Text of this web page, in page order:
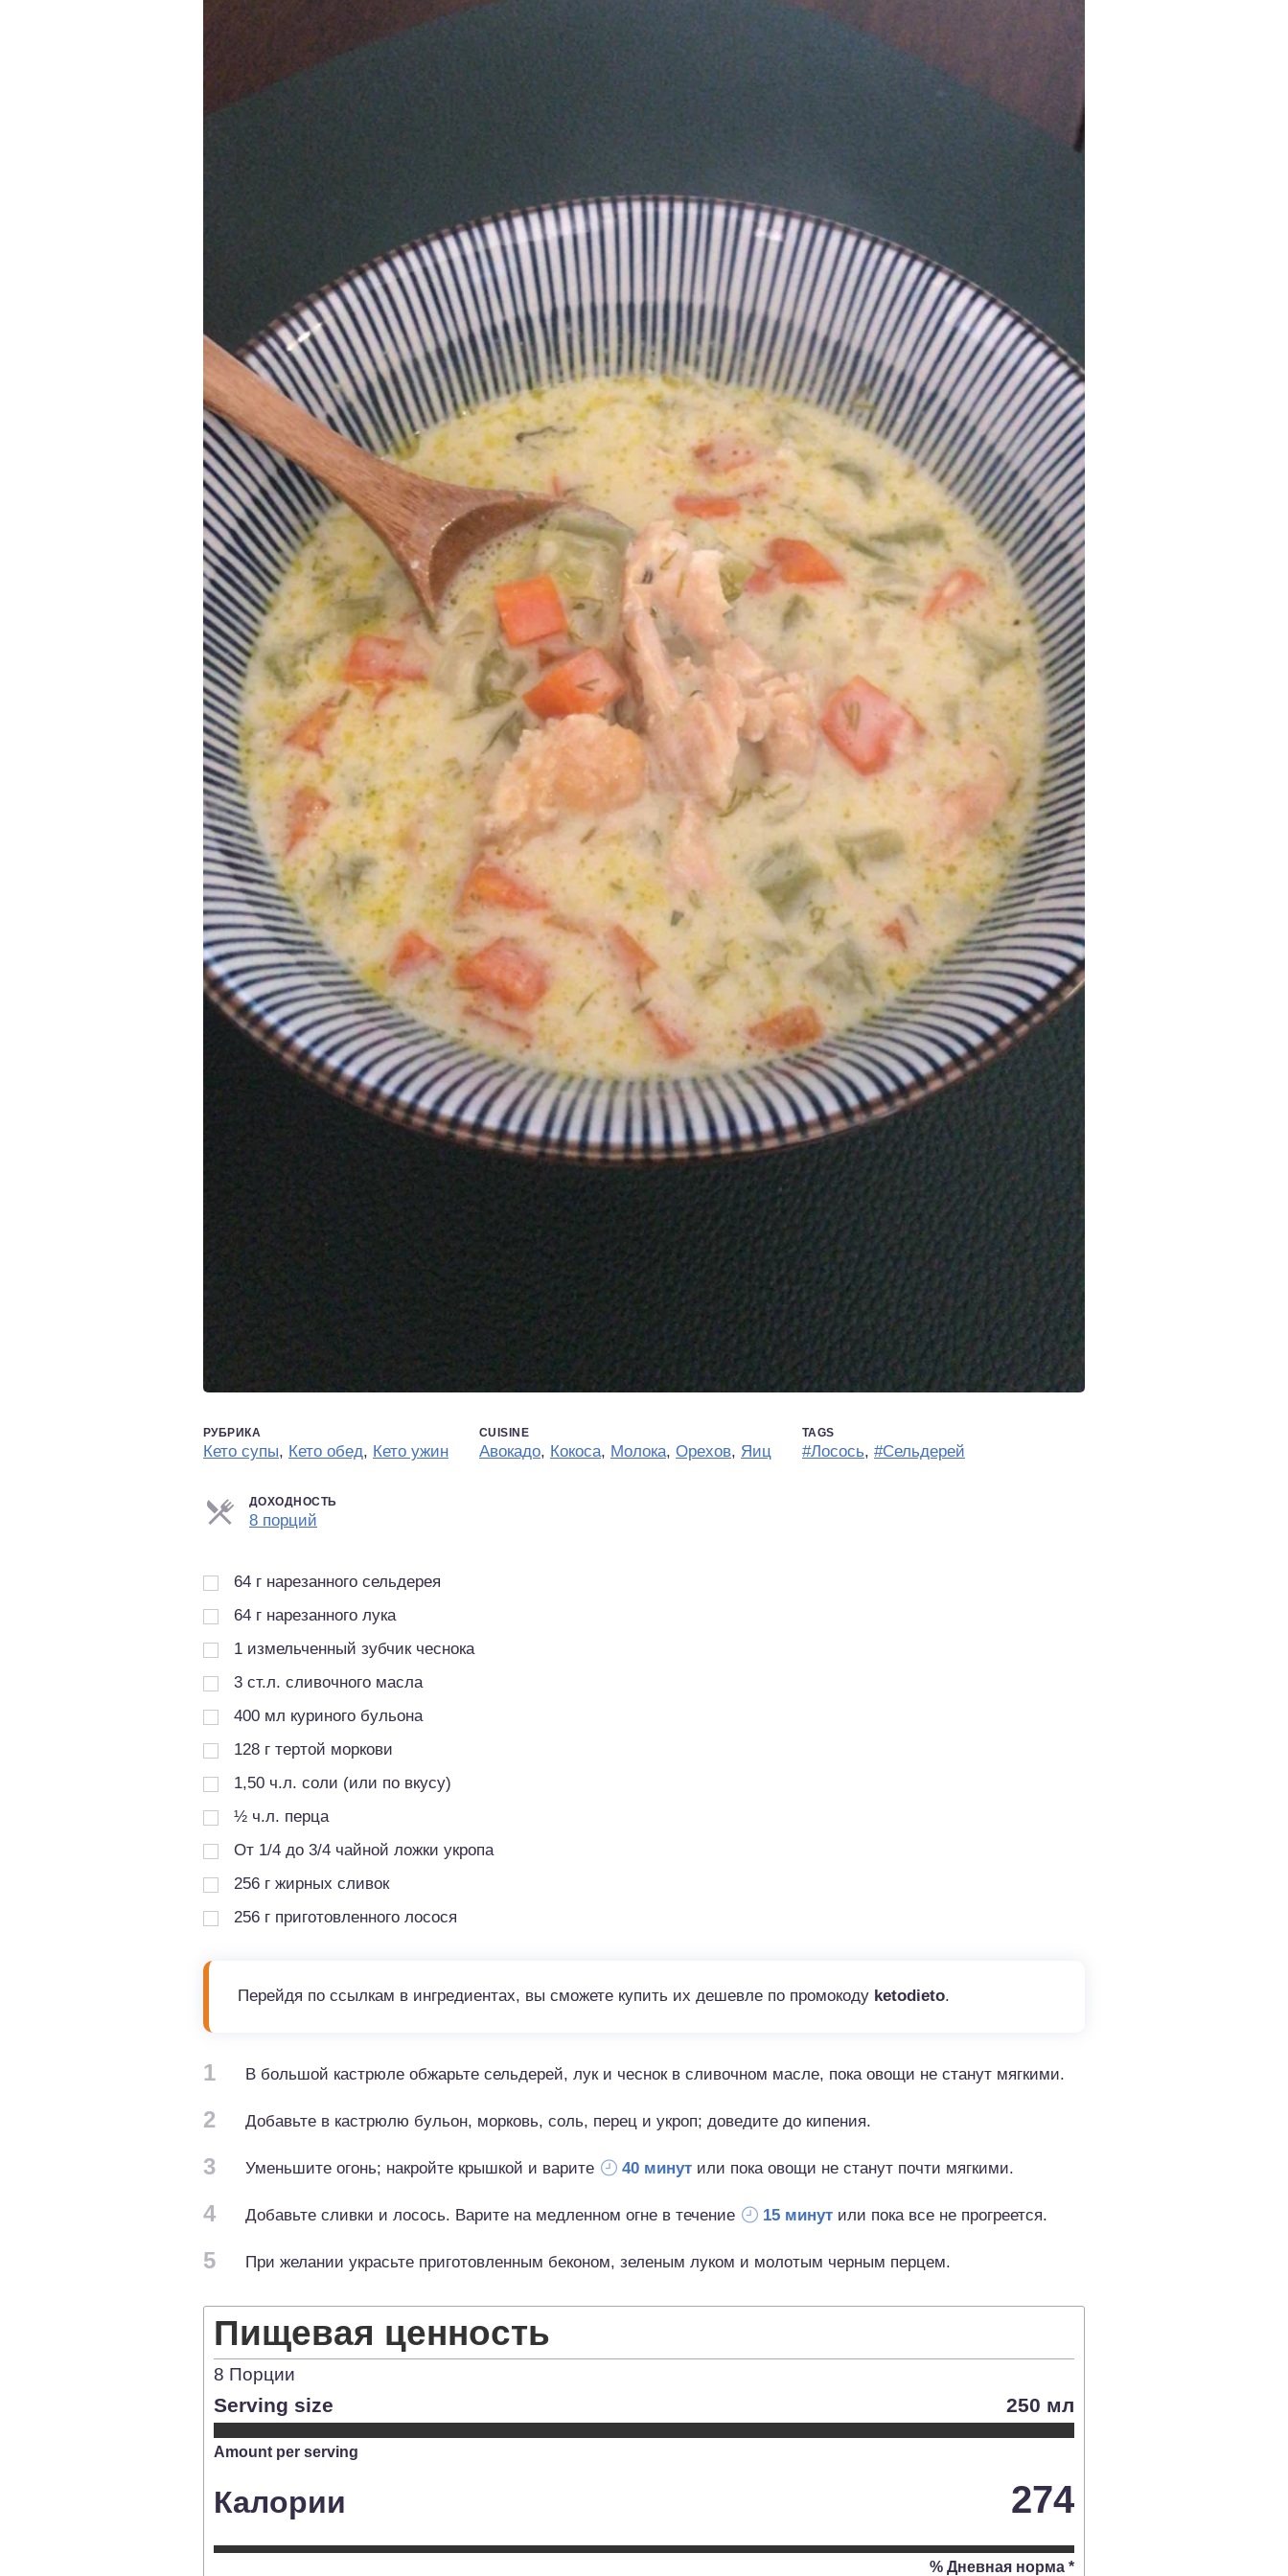
РУБРИКА
Кето супы, Кето обед, Кето ужин
CUISINE
Авокадо, Кокоса, Молока, Орехов, Яиц
TAGS
#Лосось, #Сельдерей
ДОХОДНОСТЬ
8 порций
64 г нарезанного сельдерея
64 г нарезанного лука
1 измельченный зубчик чеснока
3 ст.л. сливочного масла
400 мл куриного бульона
128 г тертой моркови
1,50 ч.л. соли (или по вкусу)
½ ч.л. перца
От 1/4 до 3/4 чайной ложки укропа
256 г жирных сливок
256 г приготовленного лосося
Перейдя по ссылкам в ингредиентах, вы сможете купить их дешевле по промокоду ketodieto.
1 В большой кастрюле обжарьте сельдерей, лук и чеснок в сливочном масле, пока овощи не станут мягкими.
2 Добавьте в кастрюлю бульон, морковь, соль, перец и укроп; доведите до кипения.
3 Уменьшите огонь; накройте крышкой и варите 40 минут или пока овощи не станут почти мягкими.
4 Добавьте сливки и лосось. Варите на медленном огне в течение 15 минут или пока все не прогреется.
5 При желании украсьте приготовленным беконом, зеленым луком и молотым черным перцем.
Пищевая ценность
8 Порции
Serving size 250 мл
Amount per serving
Калории 274
% Дневная норма *